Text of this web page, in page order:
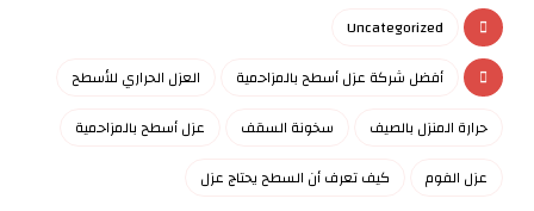
Uncategorized
أفضل شركة عزل أسطح بالمزاحمية
العزل الحراري للأسطح
حرارة المنزل بالصيف
سخونة السقف
عزل أسطح بالمزاحمية
عزل الفوم
كيف تعرف أن السطح يحتاج عزل